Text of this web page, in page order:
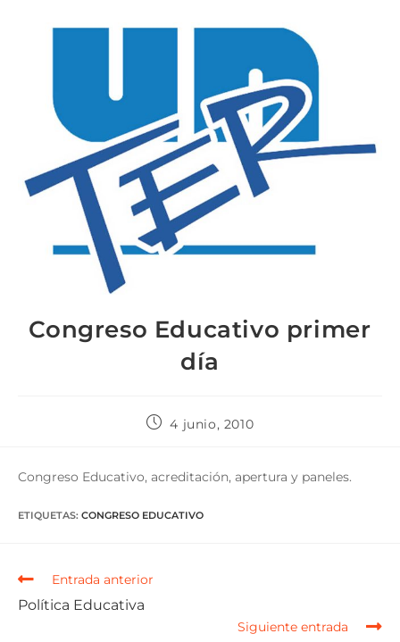
Congreso Educativo primer
día
4 junio, 2010
Congreso Educativo, acreditación, apertura y paneles.
ETIQUETAS: CONGRESO EDUCATIVO
Entrada anterior
Política Educativa
Siguiente entrada